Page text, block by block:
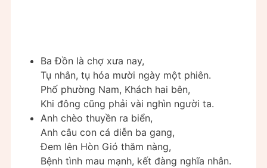
Ba Đồn là chợ xưa nay,
Tụ nhân, tụ hóa mười ngày một phiên.
Phố phường Nam, Khách hai bên,
Khi đông cũng phải vài nghìn người ta.
Anh chèo thuyền ra biển,
Anh câu con cá diễn ba gang,
Đem lên Hòn Gió thăm nàng,
Bệnh tình mau mạnh, kết đàng nghĩa nhân.